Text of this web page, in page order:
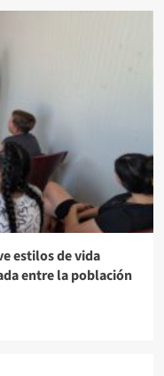
estilos de vida
entre la población